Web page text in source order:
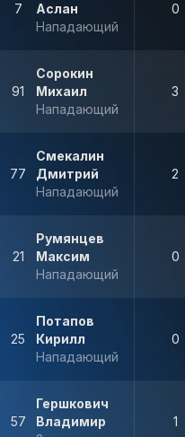
7
Аслан
Нападающий
0
91
Сорокин
Михаил
Нападающий
3
77
Смекалин
Дмитрий
Нападающий
2
21
Румянцев
Максим
Нападающий
0
25
Потапов
Кирилл
Нападающий
0
57
Гершкович
Владимир
1